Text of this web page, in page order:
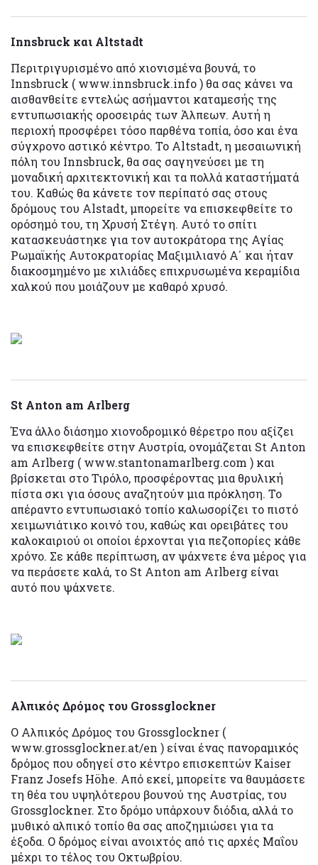
Innsbruck και Altstadt
Περιτριγυρισμένο από χιονισμένα βουνά, το
Innsbruck ( www.innsbruck.info ) θα σας κάνει να
αισθανθείτε εντελώς ασήμαντοι καταμεσής της
εντυπωσιακής οροσειράς των Άλπεων. Αυτή η
περιοχή προσφέρει τόσο παρθένα τοπία, όσο και ένα
σύγχρονο αστικό κέντρο. Το Altstadt, η μεσαιωνική
πόλη του Innsbruck, θα σας σαγηνεύσει με τη
μοναδική αρχιτεκτονική και τα πολλά καταστήματά
του. Καθώς θα κάνετε τον περίπατό σας στους
δρόμους του Alstadt, μπορείτε να επισκεφθείτε το
ορόσημό του, τη Χρυσή Στέγη. Αυτό το σπίτι
κατασκευάστηκε για τον αυτοκράτορα της Αγίας
Ρωμαϊκής Αυτοκρατορίας Μαξιμιλιανό Α΄ και ήταν
διακοσμημένο με χιλιάδες επιχρυσωμένα κεραμίδια
χαλκού που μοιάζουν με καθαρό χρυσό.
St Anton am Arlberg
Ένα άλλο διάσημο χιονοδρομικό θέρετρο που αξίζει
να επισκεφθείτε στην Αυστρία, ονομάζεται St Anton
am Arlberg ( www.stantonamarlberg.com ) και
βρίσκεται στο Τιρόλο, προσφέροντας μια θρυλική
πίστα σκι για όσους αναζητούν μια πρόκληση. Το
απέραντο εντυπωσιακό τοπίο καλωσορίζει το πιστό
χειμωνιάτικο κοινό του, καθώς και ορειβάτες του
καλοκαιριού οι οποίοι έρχονται για πεζοπορίες κάθε
χρόνο. Σε κάθε περίπτωση, αν ψάχνετε ένα μέρος για
να περάσετε καλά, το St Anton am Arlberg είναι
αυτό που ψάχνετε.
Αλπικός Δρόμος του Grossglockner
Ο Αλπικός Δρόμος του Grossglockner (
www.grossglockner.at/en ) είναι ένας πανοραμικός
δρόμος που οδηγεί στο κέντρο επισκεπτών Kaiser
Franz Josefs Höhe. Από εκεί, μπορείτε να θαυμάσετε
τη θέα του υψηλότερου βουνού της Αυστρίας, του
Grossglockner. Στο δρόμο υπάρχουν διόδια, αλλά το
μυθικό αλπικό τοπίο θα σας αποζημιώσει για τα
έξοδα. Ο δρόμος είναι ανοιχτός από τις αρχές Μαΐου
μέχρι το τέλος του Οκτωβρίου.